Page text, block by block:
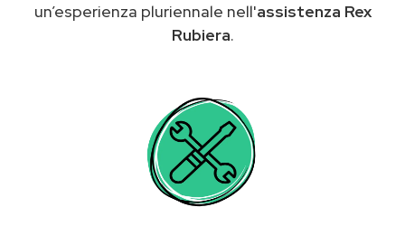
un’esperienza pluriennale nell'assistenza Rex
Rubiera.